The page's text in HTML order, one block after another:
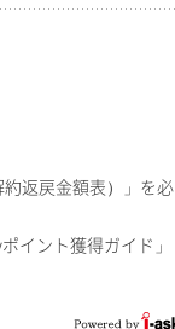
返戻金額表）」を必
イント獲得ガイド」